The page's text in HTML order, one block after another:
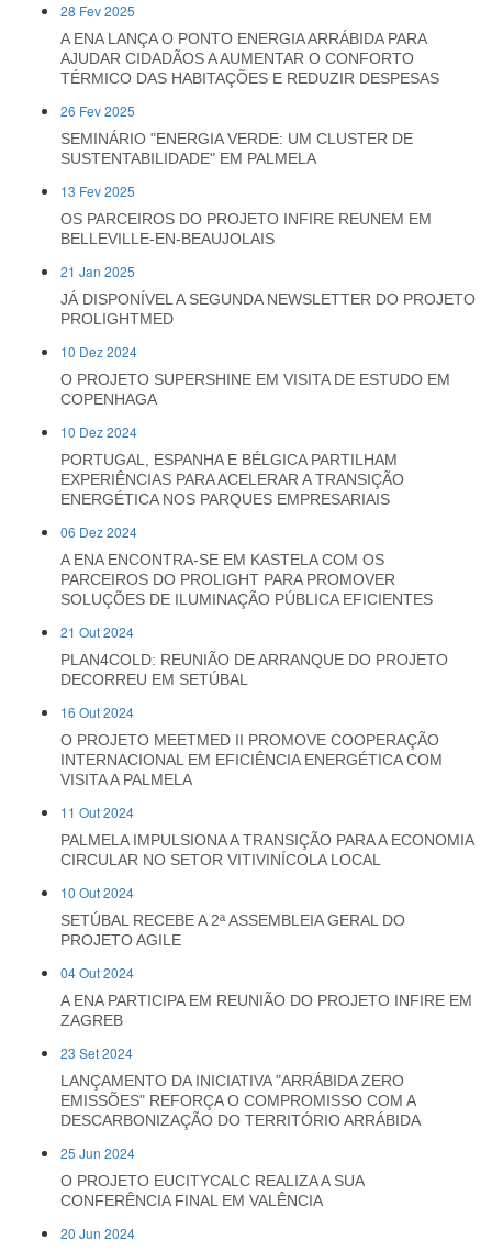
28 Fev 2025
A ENA LANÇA O PONTO ENERGIA ARRÁBIDA PARA
AJUDAR CIDADÃOS A AUMENTAR O CONFORTO
TÉRMICO DAS HABITAÇÕES E REDUZIR DESPESAS
26 Fev 2025
SEMINÁRIO "ENERGIA VERDE: UM CLUSTER DE
SUSTENTABILIDADE" EM PALMELA
13 Fev 2025
OS PARCEIROS DO PROJETO INFIRE REUNEM EM
BELLEVILLE-EN-BEAUJOLAIS
21 Jan 2025
JÁ DISPONÍVEL A SEGUNDA NEWSLETTER DO PROJETO
PROLIGHTMED
10 Dez 2024
O PROJETO SUPERSHINE EM VISITA DE ESTUDO EM
COPENHAGA
10 Dez 2024
PORTUGAL, ESPANHA E BÉLGICA PARTILHAM
EXPERIÊNCIAS PARA ACELERAR A TRANSIÇÃO
ENERGÉTICA NOS PARQUES EMPRESARIAIS
06 Dez 2024
A ENA ENCONTRA-SE EM KASTELA COM OS
PARCEIROS DO PROLIGHT PARA PROMOVER
SOLUÇÕES DE ILUMINAÇÃO PÚBLICA EFICIENTES
21 Out 2024
PLAN4COLD: REUNIÃO DE ARRANQUE DO PROJETO
DECORREU EM SETÚBAL
16 Out 2024
O PROJETO MEETMED II PROMOVE COOPERAÇÃO
INTERNACIONAL EM EFICIÊNCIA ENERGÉTICA COM
VISITA A PALMELA
11 Out 2024
PALMELA IMPULSIONA A TRANSIÇÃO PARA A ECONOMIA
CIRCULAR NO SETOR VITIVINÍCOLA LOCAL
10 Out 2024
SETÚBAL RECEBE A 2ª ASSEMBLEIA GERAL DO
PROJETO AGILE
04 Out 2024
A ENA PARTICIPA EM REUNIÃO DO PROJETO INFIRE EM
ZAGREB
23 Set 2024
LANÇAMENTO DA INICIATIVA "ARRÁBIDA ZERO
EMISSÕES" REFORÇA O COMPROMISSO COM A
DESCARBONIZAÇÃO DO TERRITÓRIO ARRÁBIDA
25 Jun 2024
O PROJETO EUCITYCALC REALIZA A SUA
CONFERÊNCIA FINAL EM VALÊNCIA
20 Jun 2024